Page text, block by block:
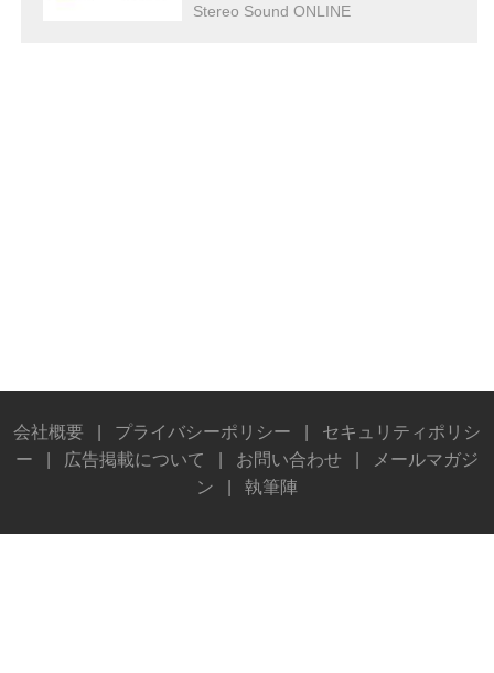
Stereo Sound ONLINE
会社概要 プライバシーポリシー
セキュリティポリシ
ー
広告掲載について お問い合わせ
メールマガジ
ン
執筆陣